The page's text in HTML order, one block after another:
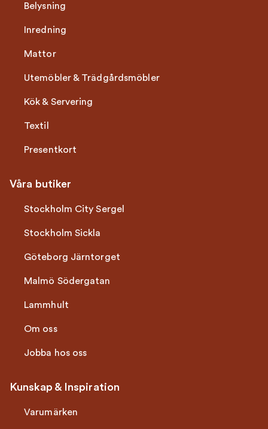
Belysning
Inredning
Mattor
Utemöbler & Trädgårdsmöbler
Kök & Servering
Textil
Presentkort
Våra butiker
Stockholm City Sergel
Stockholm Sickla
Göteborg Järntorget
Malmö Södergatan
Lammhult
Om oss
Jobba hos oss
Kunskap & Inspiration
Varumärken